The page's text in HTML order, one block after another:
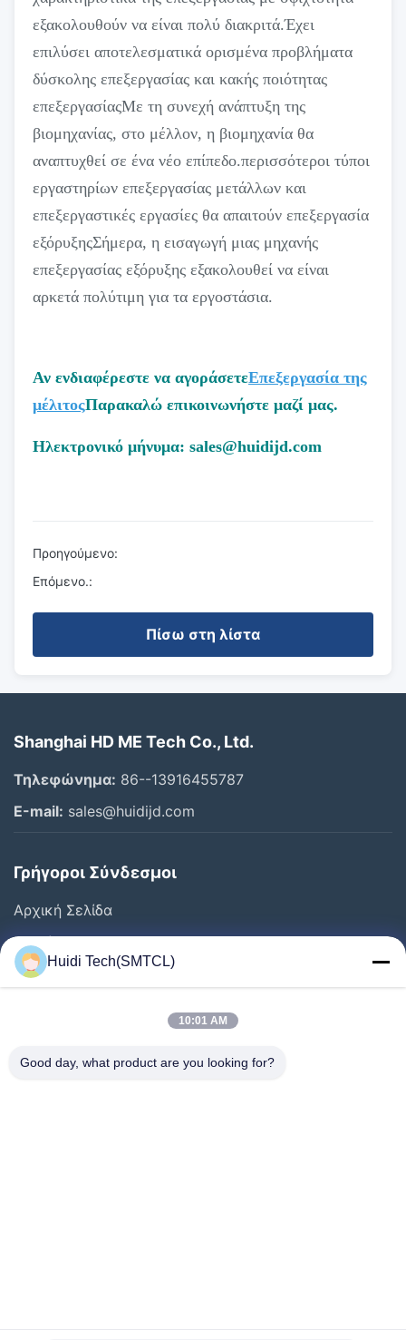
εξακολουθούν να είναι πολύ διακριτά.Έχει
επιλύσει αποτελεσματικά ορισμένα προβλήματα
δύσκολης επεξεργασίας και κακής ποιότητας
επεξεργασίαςΜε τη συνεχή ανάπτυξη της
βιομηχανίας, στο μέλλον, η βιομηχανία θα
αναπτυχθεί σε ένα νέο επίπεδο.περισσότεροι τύποι
εργαστηρίων επεξεργασίας μετάλλων και
επεξεργαστικές εργασίες θα απαιτούν επεξεργασία
εξόρυξηςΣήμερα, η εισαγωγή μιας μηχανής
επεξεργασίας εξόρυξης εξακολουθεί να είναι
αρκετά πολύτιμη για τα εργοστάσια.
Αν ενδιαφέρεστε να αγοράσετεΕπεξεργασία της
μέλιτοςΠαρακαλώ επικοινωνήστε μαζί μας.
Ηλεκτρονικό μήνυμα: sales@huidijd.com
Προηγούμενο:
Επόμενο.:
Πίσω στη λίστα
Shanghai HD ME Tech Co., Ltd.
Τηλεφώνημα: 86--13916455787
Ε-mail: sales@huidijd.com
Γρήγοροι Σύνδεσμοι
Αρχική Σελίδα
Προϊόντα
Βίντεο
Ποιοτικός Έλεγχος
Huidi Tech(SMTCL)
10:01 AM
Good day, what product are you looking for?